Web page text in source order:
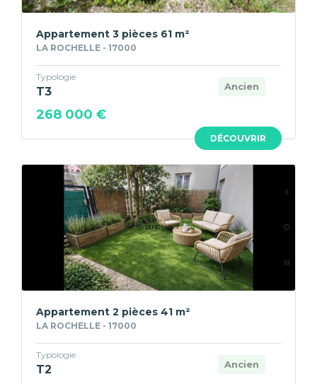
DÉCOUVRIR
Appartement 3 pièces 61 m²
LA ROCHELLE - 17000
Ancien
Typologie
T3
268 000 €
Appartement 2 pièces 41 m²
LA ROCHELLE - 17000
Ancien
Typologie
T2